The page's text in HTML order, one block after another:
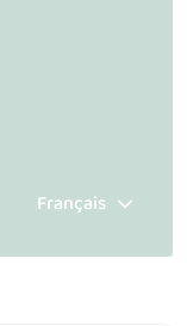
Français